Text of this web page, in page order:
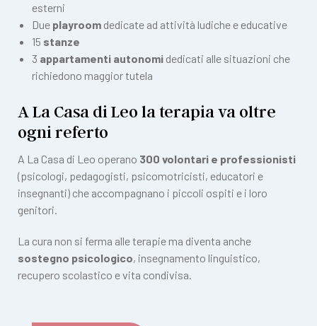
esterni
Due playroom dedicate ad attività ludiche e educative
15 stanze
3 appartamenti autonomi dedicati alle situazioni che
richiedono maggior tutela
A La Casa di Leo la terapia va oltre
ogni referto
A La Casa di Leo operano 300 volontari e professionisti
(psicologi, pedagogisti, psicomotricisti, educatori e
insegnanti) che accompagnano i piccoli ospiti e i loro
genitori.
La cura non si ferma alle terapie ma diventa anche
sostegno psicologico, insegnamento linguistico,
recupero scolastico e vita condivisa.